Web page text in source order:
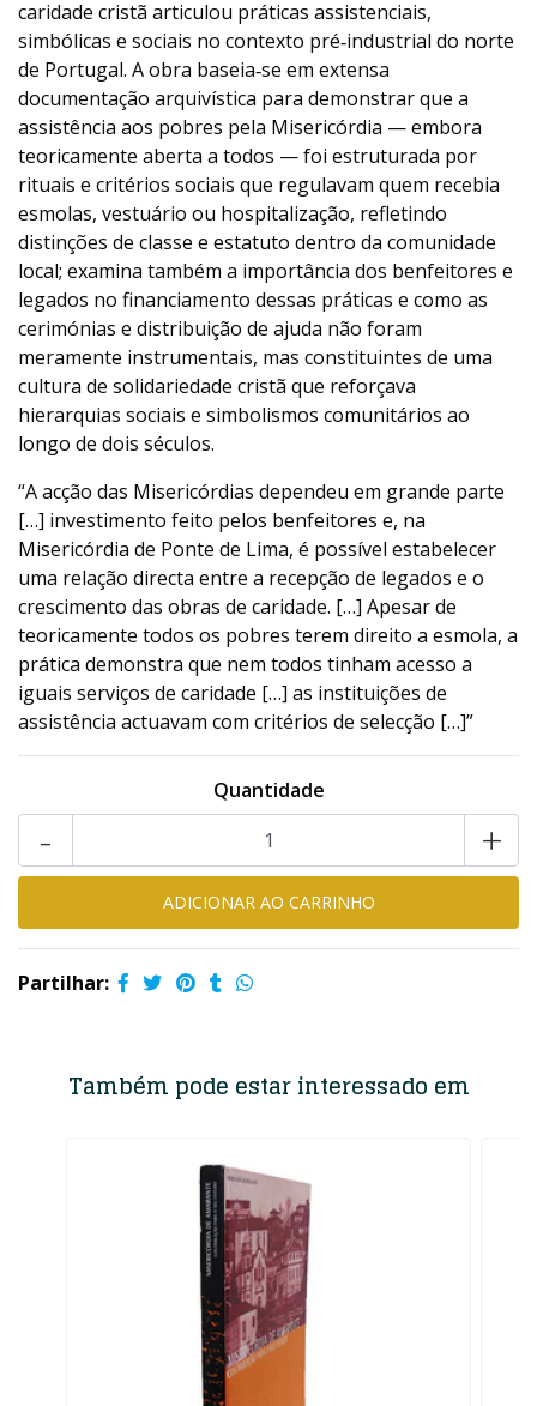
caridade cristã articulou práticas assistenciais,
simbólicas e sociais no contexto pré‑industrial do norte
de Portugal. A obra baseia‑se em extensa
documentação arquivística para demonstrar que a
assistência aos pobres pela Misericórdia — embora
teoricamente aberta a todos — foi estruturada por
rituais e critérios sociais que regulavam quem recebia
esmolas, vestuário ou hospitalização, refletindo
distinções de classe e estatuto dentro da comunidade
local; examina também a importância dos benfeitores e
legados no financiamento dessas práticas e como as
cerimónias e distribuição de ajuda não foram
meramente instrumentais, mas constituintes de uma
cultura de solidariedade cristã que reforçava
hierarquias sociais e simbolismos comunitários ao
longo de dois séculos.
“A acção das Misericórdias dependeu em grande parte
[…] investimento feito pelos benfeitores e, na
Misericórdia de Ponte de Lima, é possível estabelecer
uma relação directa entre a recepção de legados e o
crescimento das obras de caridade. […] Apesar de
teoricamente todos os pobres terem direito a esmola, a
prática demonstra que nem todos tinham acesso a
iguais serviços de caridade […] as instituições de
assistência actuavam com critérios de selecção […]”
Quantidade
+
-
Partilhar:
Também pode estar interessado em